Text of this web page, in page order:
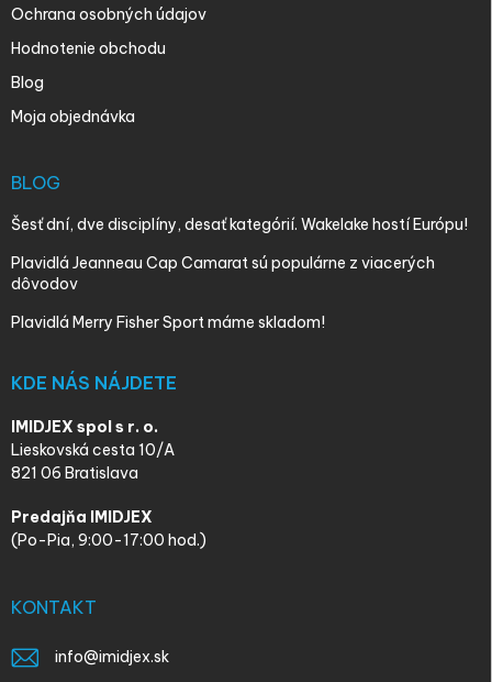
Ochrana osobných údajov
Hodnotenie obchodu
Blog
Moja objednávka
BLOG
Šesť dní, dve disciplíny, desať kategórií. Wakelake hostí Európu!
Plavidlá Jeanneau Cap Camarat sú populárne z viacerých
dôvodov
Plavidlá Merry Fisher Sport máme skladom!
KDE NÁS NÁJDETE
IMIDJEX spol s r. o.
Lieskovská cesta 10/A
821 06 Bratislava
Predajňa IMIDJEX
(Po-Pia, 9:00-17:00 hod.)
KONTAKT
info@imidjex.sk